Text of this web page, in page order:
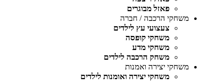
פאזל מבוגרים
משחקי הרכבה / חברה
צעצועי עץ לילדים
משחקי קופסה
משחקי מדע
משחק הרכבה לילדים
משחקי יצירה ואמנות
משחקי יצירה ואומנות לילדים